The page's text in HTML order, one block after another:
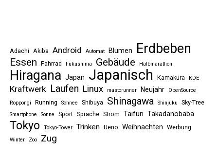
Adachi Akiba Android Automat Blumen Erdbeben
Essen Fahrrad Fukushima Gebäude Halbmarathon
Hiragana Japan Japanisch Kamakura KDE
Kraftwerk Laufen Linux mastorunner Neujahr
OpenSource
Roppongi
Running Schnee Shibuya Shinagawa Shinjuku Sky-Tree
Smartphone Sonne Sport Sprache Strom Taifun Takadanobaba
Tokyo Tokyo-Tower Trinken Ueno Weihnachten Werbung
Winter Zoo Zug